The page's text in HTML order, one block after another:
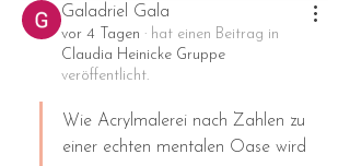
Galadriel Gala
vor 4 Tagen · hat einen Beitrag in
Claudia Heinicke Gruppe
veröffentlicht.
Wie Acrylmalerei nach Zahlen zu
einer echten mentalen Oase wird